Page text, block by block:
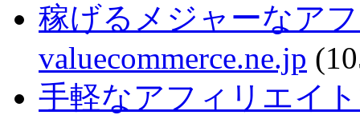
稼げるメジャーなア
valuecommerce.ne.jp
手軽なアフィリエイ